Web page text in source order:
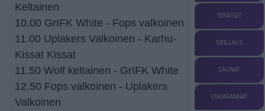
Keltainen
10.00 GrIFK White - Fops valkoinen
11.00 Uplakers Valkoinen - Karhu-
Kissat Kissat
11.50 Wolf keltainen - GrIFK White
12.50 Fops valkoinen - Uplakers
Valkoinen
TERASSIT
GRILLAUS
SAUNAT
UIMARANNAT